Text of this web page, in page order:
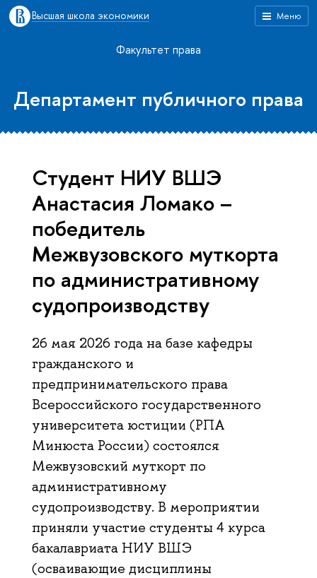
Меню
Высшая школа экономики
Факультет права
Департамент публичного права
Студент НИУ ВШЭ
Анастасия Ломако –
победитель
Межвузовского муткорта
по административному
судопроизводству
26 мая 2026 года на базе кафедры
гражданского и
предпринимательского права
Всероссийского государственного
университета юстиции (РПА
Минюста России) состоялся
Межвузовский муткорт по
административному
судопроизводству. В мероприятии
приняли участие студенты 4 курса
бакалавриата НИУ ВШЭ
(осваивающие дисциплины